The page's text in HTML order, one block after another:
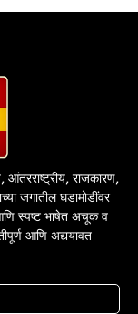
आंतरराष्ट्रीय, राजकारण,
जगातील घडामोडींवर
स्पष्ट भाषेत अचूक व
आणि अद्ययावत